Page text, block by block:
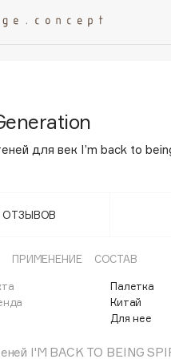
для век I’m back to
ОТЗЫВОВ
ПРИМЕНЕНИЕ СОСТАВ
Палетка
Китай
Для нее
I'M BACK TO BEING